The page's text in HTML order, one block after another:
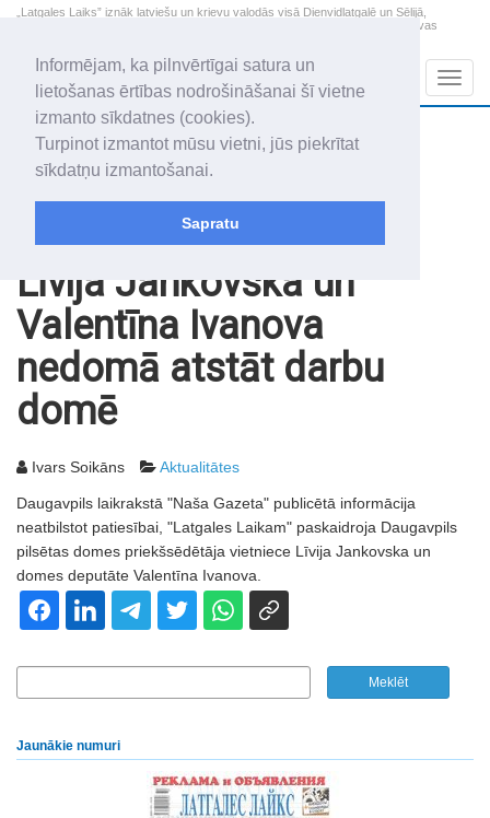
Informējam, ka pilnvērtīgai satura un
lietošanas ērtības nodrošināšanai šī vietne
izmanto sīkdatnes (cookies).
Turpinot izmantot mūsu vietni, jūs piekrītat
sīkdatņu izmantošanai.
Sapratu
„Latgales Laiks” iznāk latviešu un krievu valodās visā Dienvidlatgalē un Sēlijā,
„Latgales Laiks” latviešu valodā aptver Daugavpils valstspilsētu, Augšdaugavas
2026. gada 8. augusts
Sestdiena
Mudīte, Vladislava, Vladislavs
+12.4
Līvija Jankovska un
Valentīna Ivanova
nedomā atstāt darbu
domē
Ivars Soikāns Aktualitātes
Daugavpils laikrakstā "Naša Gazeta" publicētā informācija
neatbilstot patiesībai, "Latgales Laikam" paskaidroja Daugavpils
pilsētas domes priekšsēdētāja vietniece Līvija Jankovska un
domes deputāte Valentīna Ivanova.
Jaunākie numuri